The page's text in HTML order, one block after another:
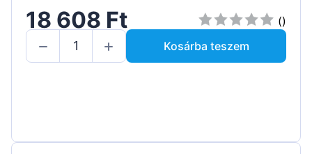
18 608 Ft
()
Kosárba teszem